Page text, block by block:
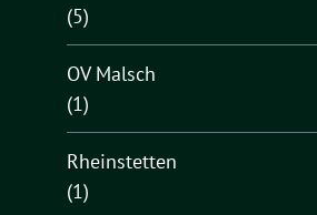
(5)
OV Malsch
(1)
Rheinstetten
(1)